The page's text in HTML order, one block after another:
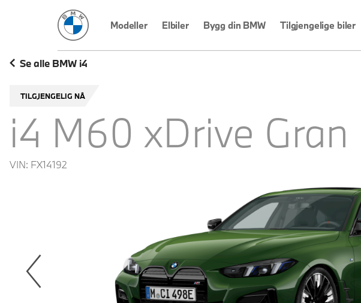
BMW Norge
Modeller Elbiler Bygg din BMW Tilgjengelige biler
Se alle BMW i4
TILGJENGELIG NÅ
i4 M60 xDrive Gran
VIN: FX14192